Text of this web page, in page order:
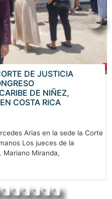
DE JUSTICIA
DE NIÑEZ,
COSTA RICA
Arias en la sede la Corte
Los jueces de la
Mariano Miranda,